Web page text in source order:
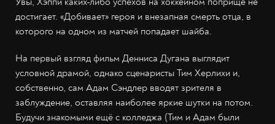
достигает. «Добивает» героя и внезапная смерть отца, в
которого на одном из матчей попадает шайба.
На первый взгляд фильм Денниса Дугана выглядит
условной драмой, однако сценаристы Тим Херлихи и,
собственно, сам Адам Сэндлер вводят зрителя в
заблуждение, оставляя наиболее яркие шутки на потом.
Будучи знакомыми ещё с колледжа (Тим и Адам были